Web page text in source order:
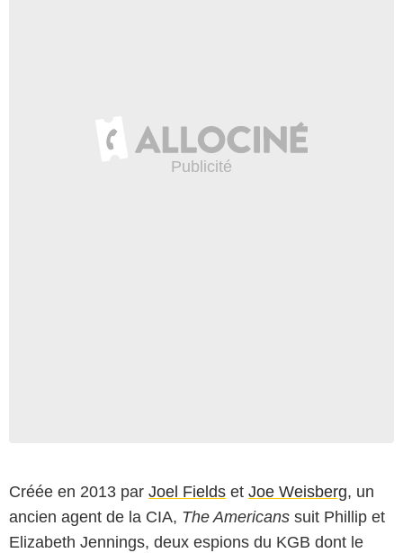
Créée en 2013 par Joel Fields et Joe Weisberg, un
ancien agent de la CIA, The Americans suit Phillip et
Elizabeth Jennings, deux espions du KGB dont le